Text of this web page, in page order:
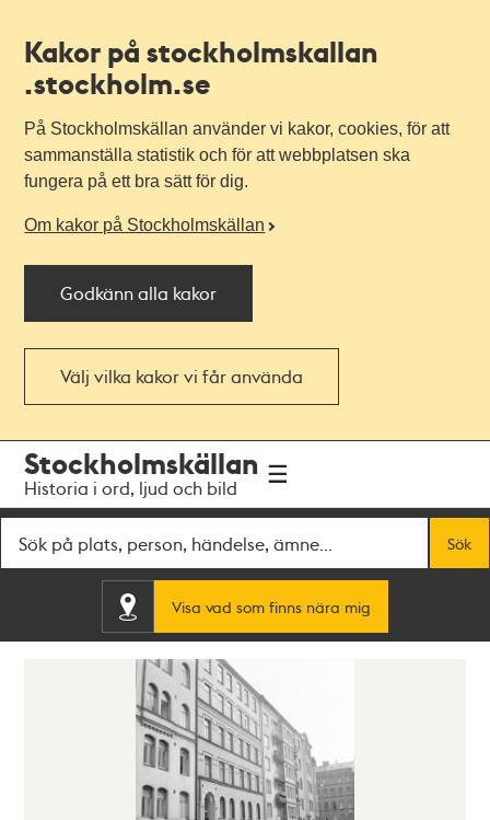
Kakor på stockholmskallan
.stockholm.se
På Stockholmskällan använder vi kakor, cookies, för att
sammanställa statistik och för att webbplatsen ska
fungera på ett bra sätt för dig.
Om kakor på Stockholmskällan
Godkänn alla kakor
Välj vilka kakor vi får använda
navigationen
huvudinnehållet
Stockholmskällan
Historia i ord, ljud och bild
Sök
Visa vad som finns nära mig